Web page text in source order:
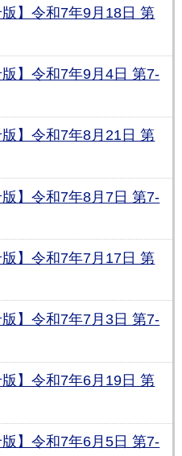
】令和7年9月18日 第
】令和7年9月4日 第7-
】令和7年8月21日 第
】令和7年8月7日 第7-
】令和7年7月17日 第
】令和7年7月3日 第7-
】令和7年6月19日 第
】令和7年6月5日 第7-